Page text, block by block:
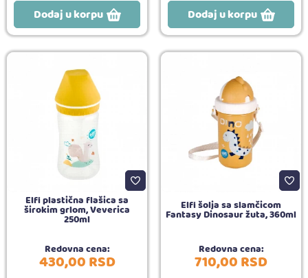
Dodaj u korpu Dodaj u korpu
Elfi plastična flašica sa
širokim grlom, Veverica
250ml
Redovna cena:
430,00RSD
Elfi šolja sa slamčicom
Fantasy Dinosaur žuta, 360ml
Redovna cena:
710,00RSD